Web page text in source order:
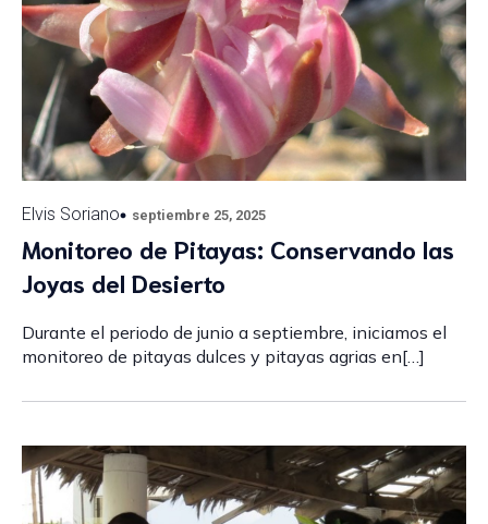
Elvis Soriano septiembre 25, 2025
Monitoreo de Pitayas: Conservando las
Joyas del Desierto
Durante el periodo de junio a septiembre, iniciamos el
monitoreo de pitayas dulces y pitayas agrias en[…]